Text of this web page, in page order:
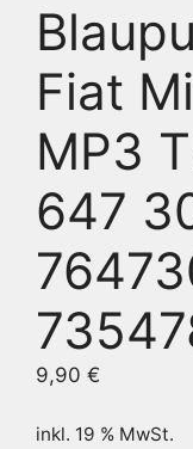
Fiat
MP3
647
9,90 €
inkl. 19 % MwSt.